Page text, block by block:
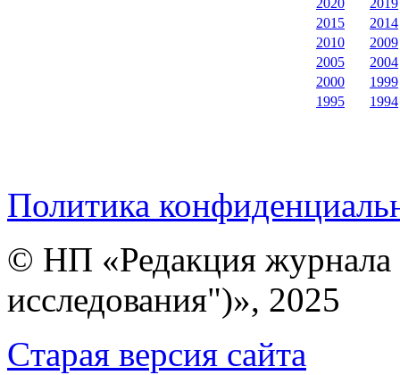
2020
2019
2015
2014
2010
2009
2005
2004
2000
1999
1995
1994
Политика
© НП «Редакция
исследования")», 2025
Cтарая версия сайта